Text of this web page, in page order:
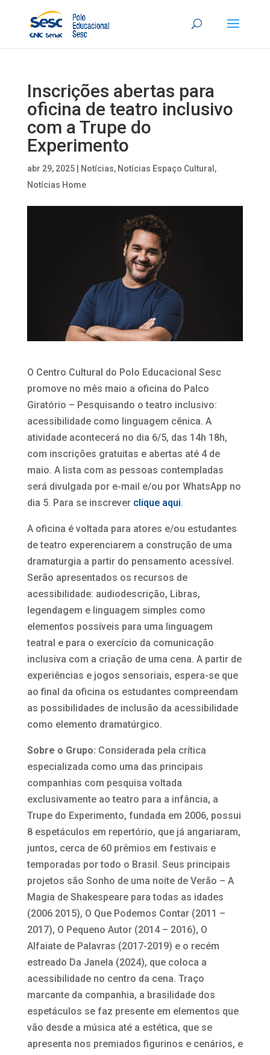
Inscrições abertas para
oficina de teatro inclusivo
com a Trupe do
Experimento
abr 29, 2025| Notícias, Notícias Espaço Cultural ,
Notícias Home
O Centro Cultural do Polo Educacional Sesc
promove no mês maio a oficina do Palco
Giratório – Pesquisando o teatro inclusivo:
acessibilidade como linguagem cênica. A
atividade acontecerá no dia 6/5, das 14h 18h,
com inscrições gratuitas e abertas até 4 de
maio. A lista com as pessoas contempladas
será divulgada por e-mail e/ou por WhatsApp no
dia 5. Para se inscrever clique aqui.
A oficina é voltada para atores e/ou estudantes
de teatro experenciarem a construção de uma
dramaturgia a partir do pensamento acessível.
Serão apresentados os recursos de
acessibilidade: audiodescrição, Libras,
legendagem e linguagem simples como
elementos possíveis para uma linguagem
teatral e para o exercício da comunicação
inclusiva com a criação de uma cena. A partir de
experiências e jogos sensoriais, espera-se que
ao final da oficina os estudantes compreendam
as possibilidades de inclusão da acessibilidade
como elemento dramatúrgico.
Sobre o Grupo: Considerada pela crítica
especializada como uma das principais
companhias com pesquisa voltada
exclusivamente ao teatro para a infância, a
Trupe do Experimento, fundada em 2006, possui
8 espetáculos em repertório, que já angariaram,
juntos, cerca de 60 prêmios em festivais e
temporadas por todo o Brasil. Seus principais
projetos são Sonho de uma noite de Verão – A
Magia de Shakespeare para todas as idades
(2006 2015), O Que Podemos Contar (2011 –
2017), O Pequeno Autor (2014 – 2016), O
Alfaiate de Palavras (2017-2019) e o recém
estreado Da Janela (2024), que coloca a
acessibilidade no centro da cena. Traço
marcante da companhia, a brasilidade dos
espetáculos se faz presente em elementos que
vão desde a música até a estética, que se
apresenta nos premiados figurinos e cenários, e